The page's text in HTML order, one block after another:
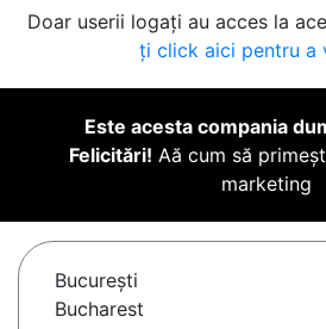
Doar userii logați au acces la
ți click aici pentru a
Este acesta compania
Felicitări! Aă cum să
marketing
Bucureşti
Bucharest